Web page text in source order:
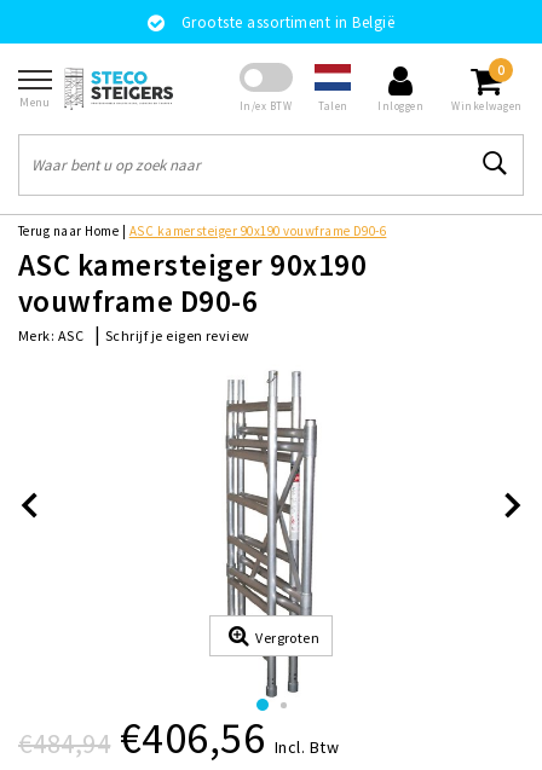
Grootste assortiment in België
Menu In/ex BTW Talen Inloggen
0
Winkelwagen
Terug naar Home ASC kamersteiger 90x190 vouwframe D90-6
ASC kamersteiger 90x190
vouwframe D90-6
Merk: ASC | Schrijf je eigen review
Vergroten
€484,94 €406,56 Incl. Btw